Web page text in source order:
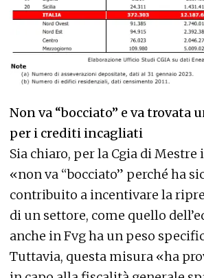
Non va “bocciato” e va trovata
per i crediti incagliati
Sia chiaro, per la Cgia di Mestre
«non va “bocciato” perché ha
contribuito a incentivare la
di un settore, come quello
anche in Fvg ha un peso
Tuttavia, questa misura «ha